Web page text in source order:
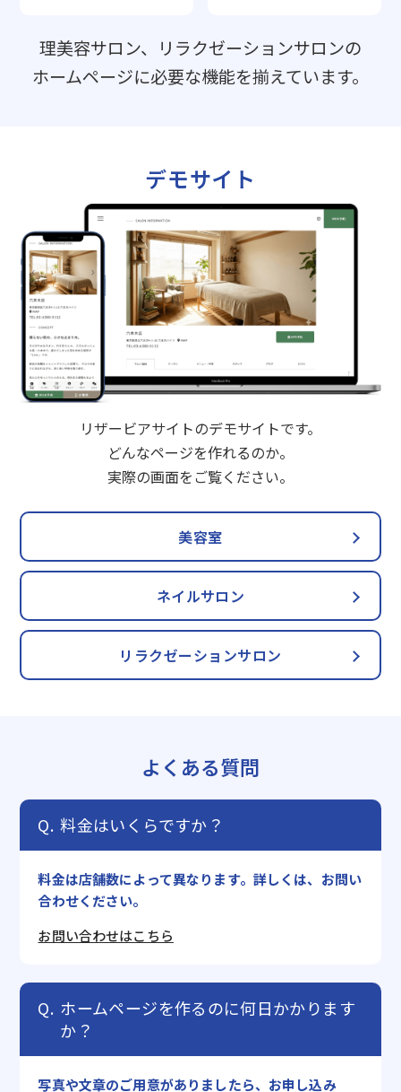
理美容サロン、リラクゼーションサロンの
ホームページに必要な機能を揃えています。
デモサイト
リザービアサイトのデモサイトです。
どんなページを作れるのか。
実際の画面をご覧ください。
美容室
ネイルサロン
リラクゼーションサロン
よくある質問
料金はいくらですか？
料金は店舗数によって異なります。詳しくは、お問い
合わせください。
お問い合わせはこちら
ホームページを作るのに何日かかります
か？
写真や文章のご用意がありましたら、お申し込み